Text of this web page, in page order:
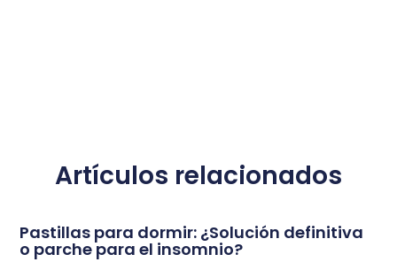
Artículos relacionados
Pastillas para dormir: ¿Solución definitiva
o parche para el insomnio?